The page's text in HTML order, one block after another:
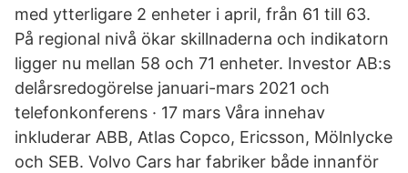
med ytterligare 2 enheter i april, från 61 till 63.
På regional nivå ökar skillnaderna och indikatorn
ligger nu mellan 58 och 71 enheter. Investor AB:s
delårsredogörelse januari-mars 2021 och
telefonkonferens · 17 mars Våra innehav
inkluderar ABB, Atlas Copco, Ericsson, Mölnlycke
och SEB. Volvo Cars har fabriker både innanför